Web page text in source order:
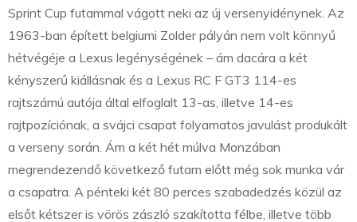
Sprint Cup futammal vágott neki az új versenyidénynek. Az
1963-ban épített belgiumi Zolder pályán nem volt könnyű
hétvégéje a Lexus legénységének – ám dacára a két
kényszerű kiállásnak és a Lexus RC F GT3 114-es
rajtszámú autója által elfoglalt 13-as, illetve 14-es
rajtpozíciónak, a svájci csapat folyamatos javulást produkált
a verseny során. Ám a két hét múlva Monzában
megrendezendő következő futam előtt még sok munka vár
a csapatra. A pénteki két 80 perces szabadedzés közül az
elsőt kétszer is vörös zászló szakította félbe, illetve több